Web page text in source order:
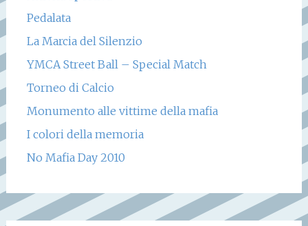
Pedalata
La Marcia del Silenzio
YMCA Street Ball – Special Match
Torneo di Calcio
Monumento alle vittime della mafia
I colori della memoria
No Mafia Day 2010